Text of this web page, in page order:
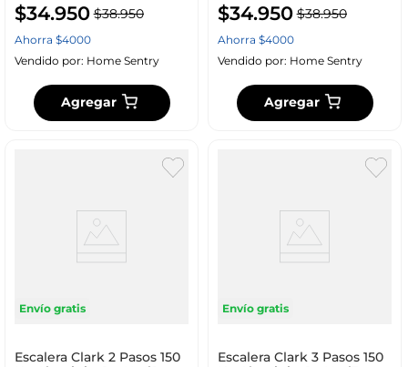
$34.950 $38.950
Ahorra $4000
Vendido por: Home Sentry
Agregar
$34.950 $38.950
Ahorra $4000
Vendido por: Home Sentry
Agregar
Envío gratis
Escalera Clark 2 Pasos 150
Envío gratis
Escalera Clark 3 Pasos 150